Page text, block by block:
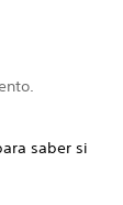
saber si